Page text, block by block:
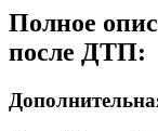
Полное
после ДТП: